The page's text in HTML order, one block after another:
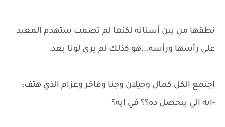
نطقها من بين أسنانه لكنها لم تصمت ستهدم المعبد
على رأسها ورأسه...هو كذلك لم يرى لونا بعد.
اجتمع الكل كمال وجيلان وجنا وفاخر وعزام الذي هتف:
-ايه الي بيحصل ده؟؟ في ايه؟